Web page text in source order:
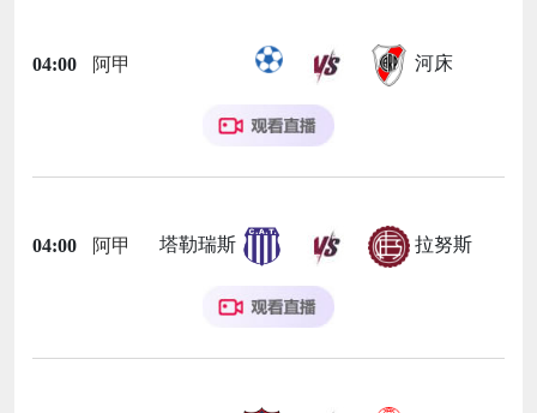
04:00 阿甲 河床
04:00 阿甲 塔勒瑞斯 拉努斯